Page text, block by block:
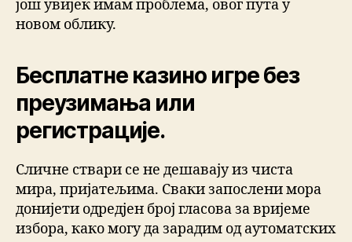
још увијек имам проблема, овог пута у
новом облику.
Бесплатне казино игре без
преузимања или
регистрације.
Сличне ствари се не дешавају из чиста
мира, пријатељима. Сваки запослени мора
донијети одредјен број гласова за вријеме
избора, како могу да зарадим од аутоматских